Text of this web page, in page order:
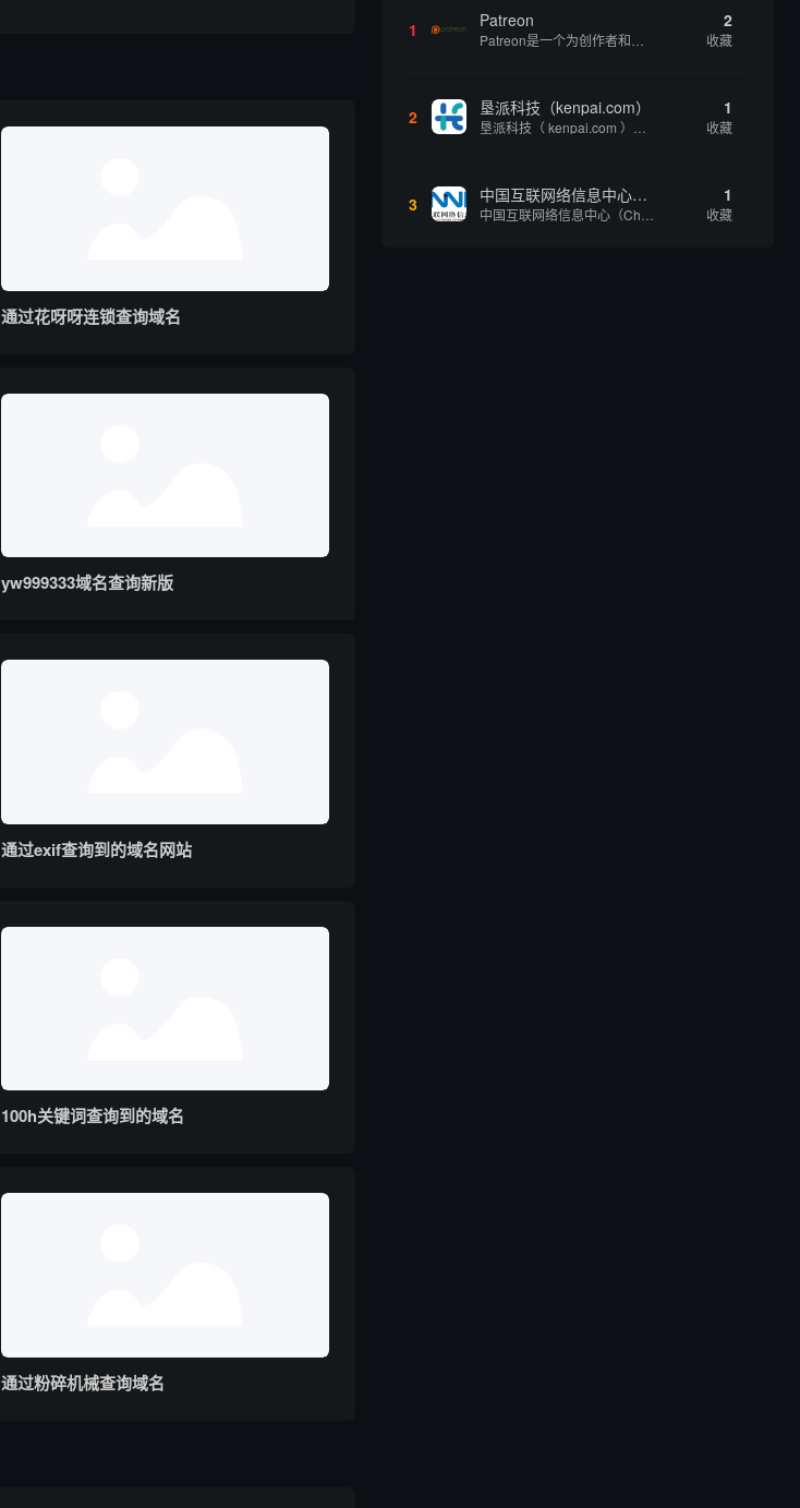
通过花呀呀连锁查询域名
yw999333域名查询新版
通过exif查询到的域名网站
100h关键词查询到的域名
通过粉碎机械查询域名
1 Patreon 2
收藏
2 垦派科技（kenpai.com） 1
收藏
3 中国互联网络信息中心（CNNIC） 1
收藏